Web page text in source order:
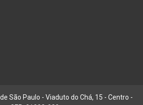
São Paulo - Viaduto do Chá, 15 - Centro -